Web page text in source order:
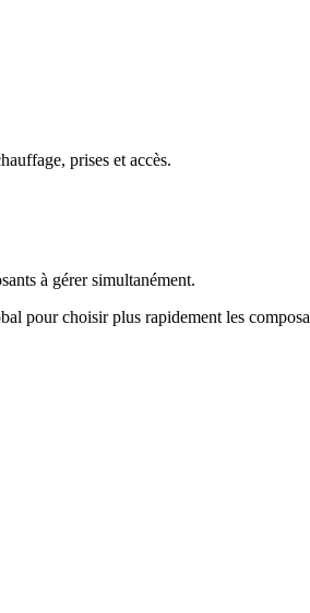
prises et accès.
à gérer simultanément.
pour choisir plus rapidement les